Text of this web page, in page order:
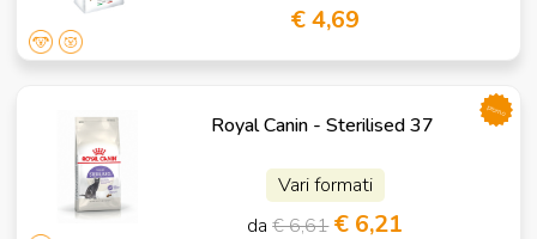
€ 4,69
Royal Canin - Sterilised 37
Vari formati
da€ 6,61 € 6,21
promo